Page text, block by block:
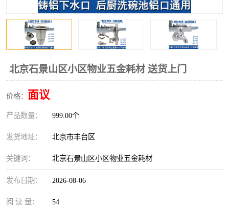
北京石景山区小区物业五金耗材 送货上门
价格： 面议
产品数量： 999.00个
发货地址： 北京市丰台区
关键词： 北京石景山区小区物业五金耗材
发布日期： 2026-08-06
阅 读 量： 54